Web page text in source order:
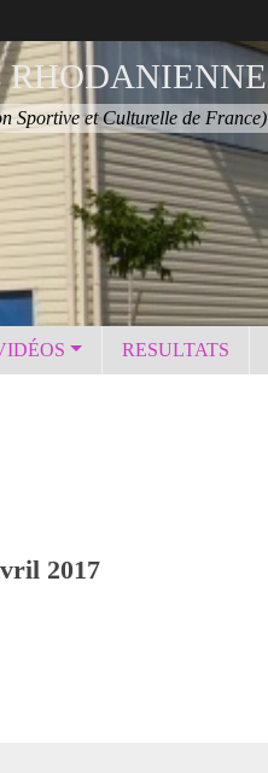
Sportive et Culturelle de France)
RESULTATS
2017